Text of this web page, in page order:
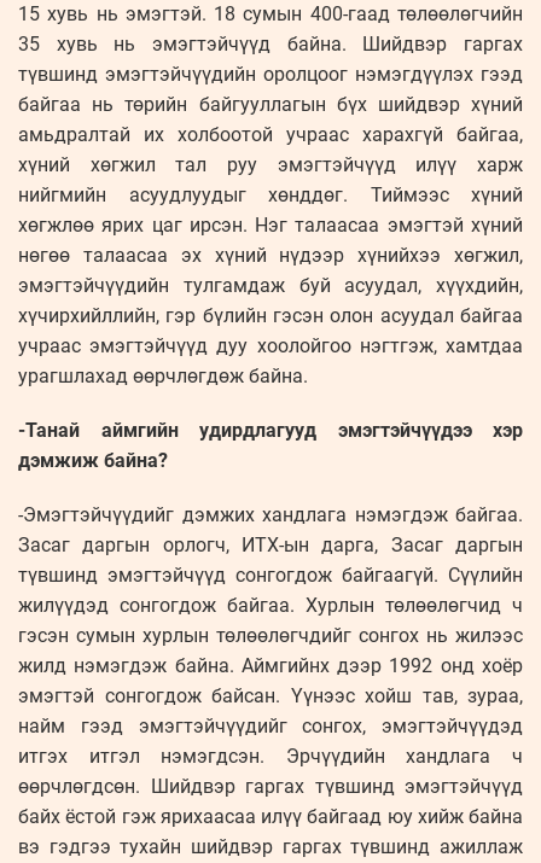
15 хувь нь эмэгтэй. 18 сумын 400-гаад төлөөлөгчийн
35 хувь нь эмэгтэйчүүд байна. Шийдвэр гаргах
түвшинд эмэгтэйчүүдийн оролцоог нэмэгдүүлэх гээд
байгаа нь төрийн байгууллагын бүх шийдвэр хүний
амьдралтай их холбоотой учраас харахгүй байгаа,
хүний хөгжил тал руу эмэгтэйчүүд илүү харж
нийгмийн асуудлуудыг хөнддөг. Тиймээс хүний
хөгжлөө ярих цаг ирсэн. Нэг талаасаа эмэгтэй хүний
нөгөө талаасаа эх хүний нүдээр хүнийхээ хөгжил,
эмэгтэйчүүдийн тулгамдаж буй асуудал, хүүхдийн,
хүчирхийллийн, гэр бүлийн гэсэн олон асуудал байгаа
учраас эмэгтэйчүүд дуу хоолойгоо нэгтгэж, хамтдаа
урагшлахад өөрчлөгдөж байна.
-Танай аймгийн удирдлагууд эмэгтэйчүүдээ хэр
дэмжиж байна?
-Эмэгтэйчүүдийг дэмжих хандлага нэмэгдэж байгаа.
Засаг даргын орлогч, ИТХ-ын дарга, Засаг даргын
түвшинд эмэгтэйчүүд сонгогдож байгаагүй. Сүүлийн
жилүүдэд сонгогдож байгаа. Хурлын төлөөлөгчид ч
гэсэн сумын хурлын төлөөлөгчдийг сонгох нь жилээс
жилд нэмэгдэж байна. Аймгийнх дээр 1992 онд хоёр
эмэгтэй сонгогдож байсан. Үүнээс хойш тав, зураа,
найм гээд эмэгтэйчүүдийг сонгох, эмэгтэйчүүдэд
итгэх итгэл нэмэгдсэн. Эрчүүдийн хандлага ч
өөрчлөгдсөн. Шийдвэр гаргах түвшинд эмэгтэйчүүд
байх ёстой гэж ярихаасаа илүү байгаад юу хийж байна
вэ гэдгээ тухайн шийдвэр гаргах түвшинд ажиллаж